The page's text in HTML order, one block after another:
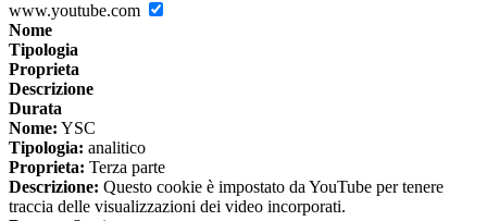
www.youtube.com
Nome
Tipologia
Proprieta
Descrizione
Durata
Nome: YSC
Tipologia: analitico
Proprieta: Terza parte
Descrizione: Questo cookie è impostato da YouTube per tenere
traccia delle visualizzazioni dei video incorporati.